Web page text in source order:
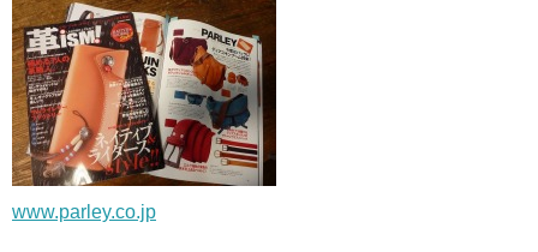
www.parley.co.jp